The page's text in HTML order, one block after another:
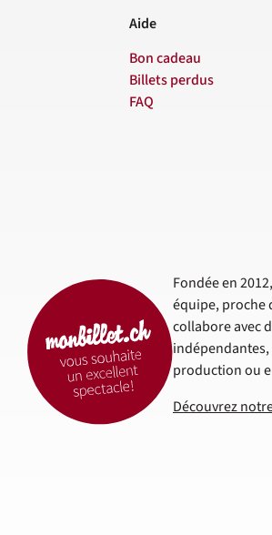
Aide
Bon cadeau
Billets perdus
FAQ
Fondée en
équipe, proche
collabore avec
production ou
Découvrez